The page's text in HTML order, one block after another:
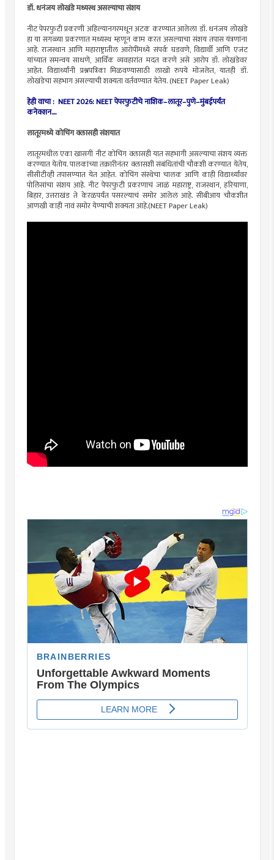
डॉ. धनंजय लोखंडे मध्यस्थ असल्याचा संशय
नीट पेपरफुटी प्रकरणी अहिल्यानगरमधून अटक करण्यात आलेला डॉ. धनंजय लोखंडे
हा या सगळ्या प्रकरणात मध्यस्थ म्हणून काम करत असल्याचा संशय तपास यंत्रणांना
आहे. राजस्थान आणि महाराष्ट्रातील आरोपींमध्ये संपर्क घडवणे, विद्यार्थी आणि एजंट
यांच्यात समन्वय साधणे, आर्थिक व्यवहारांत मदत करणे असे आरोप डॉ. लोखंडेवर
आहेत. विद्यार्थ्यांनी प्रश्नपत्रिका मिळवण्यासाठी लाखो रुपये मोजलेत, यातही डॉ.
लोखंडेचा सहभाग असल्याची शक्यता वर्तवण्यात येतेय. (NEET Paper Leak)
हेही वाचा : NEET 2026: NEET पेपरफुटीचे नाशिक–लातूर–पुणे–मुंबईपर्यंत
कनेक्शन....
लातूरमध्ये कोचिंग क्लासही संशयात
लातूरमधील एका खासगी नीट कोचिंग क्लासही यात सहभागी असल्याचा संशय व्यक्त
करण्यात येतोय. पालकांच्या तक्रारीनंतर क्लासशी संबंधितांची चौकशी करण्यात येतेय,
सीसीटीव्ही तपासण्यात येत आहेत. कोचिंग संस्थेचा चालक आणि काही विद्यार्थ्यांवर
पोलिसांचा संशय आहे. नीट पेपरफुटी प्रकरणाचं जाळं महाराष्ट्र, राजस्थान, हरियाणा,
बिहार, उत्तराखंड ते केरळपर्यंत पसरल्याचं समोर आलेलं आहे. सीबीआय चौकशीत
आणखी काही नावं समोर येण्याची शक्यता आहे.(NEET Paper Leak)